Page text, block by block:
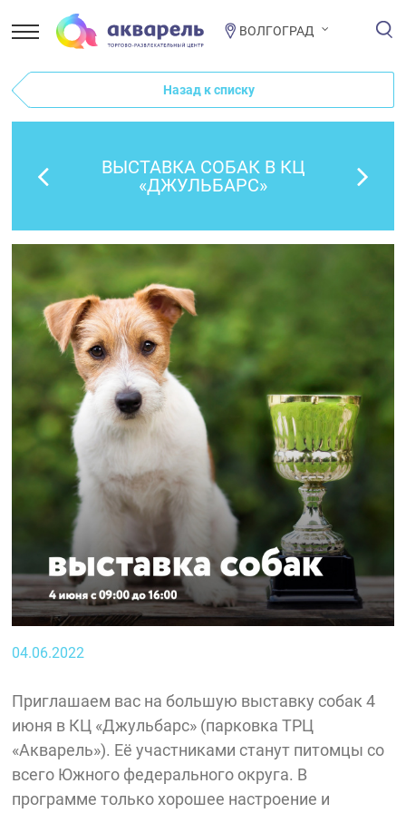
ВОЛГОГРАД
Назад к списку
ВЫСТАВКА СОБАК В КЦ
«ДЖУЛЬБАРС»
04.06.2022
Приглашаем вас на большую выставку собак 4
июня в КЦ «Джульбарс» (парковка ТРЦ
«Акварель»). Её участниками станут питомцы со
всего Южного федерального округа. В
программе только хорошее настроение и